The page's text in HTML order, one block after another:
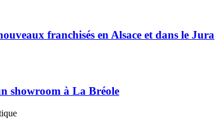
franchisés en Alsace et dans le Jura
showroom à La Bréole